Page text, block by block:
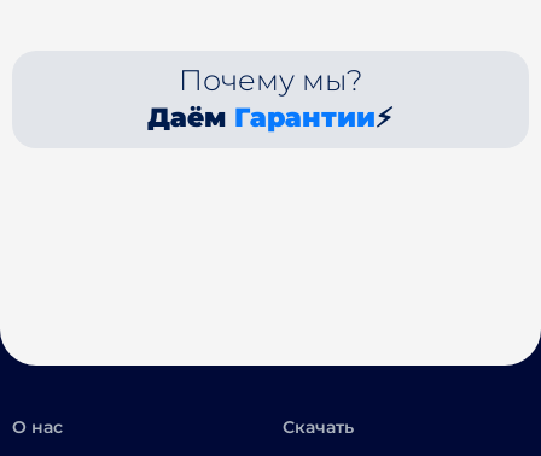
Почему мы?
Даём Гарантии⚡
О нас Скачать